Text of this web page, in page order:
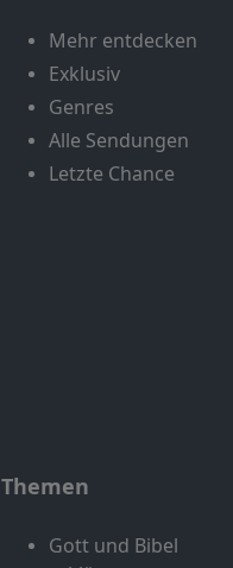
Mehr entdecken
Exklusiv
Genres
Alle Sendungen
Letzte Chance
Themen
Gott und Bibel